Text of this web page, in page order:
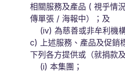
相關服務及產品 ( 視乎情
傳單張 / 海報中）；及
(iv) 為慈善或非牟利機
c) 上述服務、產品及促銷
下列各方提供或（就捐款
(i) 本集團；